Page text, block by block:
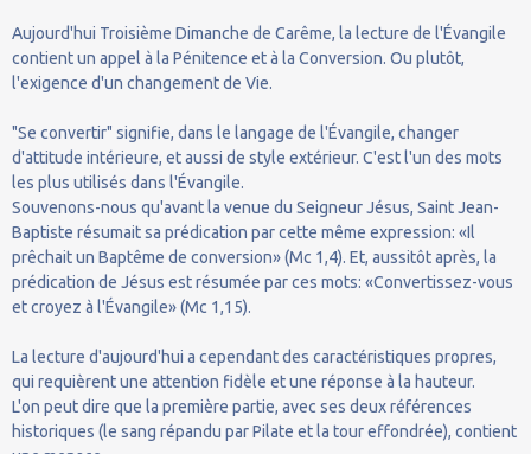
Aujourd'hui Troisième Dimanche de Carême, la lecture de l'Évangile
contient un appel à la Pénitence et à la Conversion. Ou plutôt,
l'exigence d'un changement de Vie.
"Se convertir" signifie, dans le langage de l'Évangile, changer
d'attitude intérieure, et aussi de style extérieur. C'est l'un des mots
les plus utilisés dans l'Évangile.
Souvenons-nous qu'avant la venue du Seigneur Jésus, Saint Jean-
Baptiste résumait sa prédication par cette même expression: «Il
prêchait un Baptême de conversion» (Mc 1,4). Et, aussitôt après, la
prédication de Jésus est résumée par ces mots: «Convertissez-vous
et croyez à l'Évangile» (Mc 1,15).
La lecture d'aujourd'hui a cependant des caractéristiques propres,
qui requièrent une attention fidèle et une réponse à la hauteur.
L'on peut dire que la première partie, avec ses deux références
historiques (le sang répandu par Pilate et la tour effondrée), contient